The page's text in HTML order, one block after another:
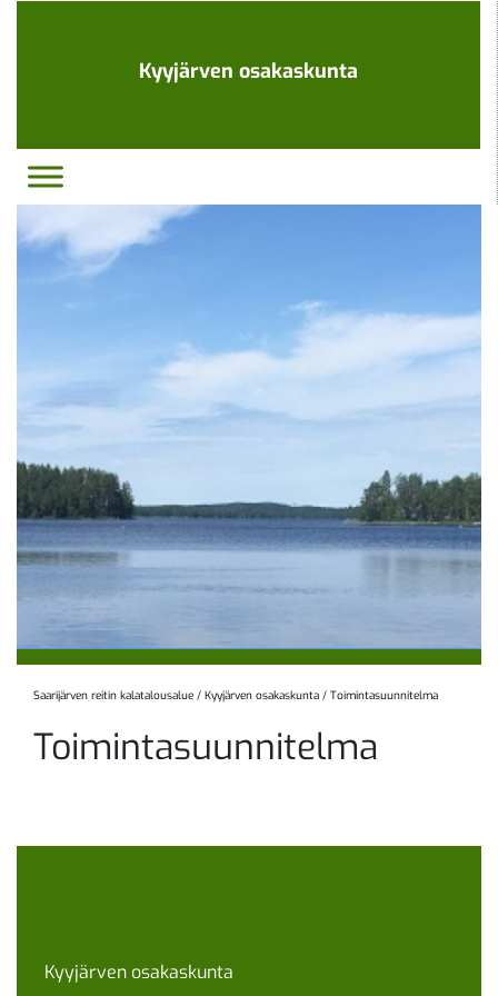
Kyyjärven osakaskunta
Saarijärven reitin kalatalousalue / Kyyjärven osakaskunta / Toimintasuunnitelma
Toimintasuunnitelma
Kyyjärven osakaskunta